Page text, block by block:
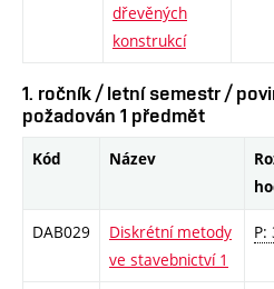
dřevěných
konstrukcí
1. ročník / letní semestr /
požadován 1 předmět
Kód Název
DAB029
Diskrétní metody
ve stavebnictví 1
P: